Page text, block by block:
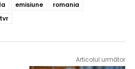
emisiune
romania
tvr
Articolul următor